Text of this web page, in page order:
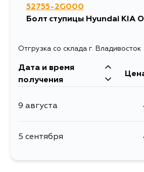
52755-2G000
Болт ступицы Hyundai KIA
Отгрузка со склада г. Владивосток
Дата и время
получения
9 августа
5 сентября